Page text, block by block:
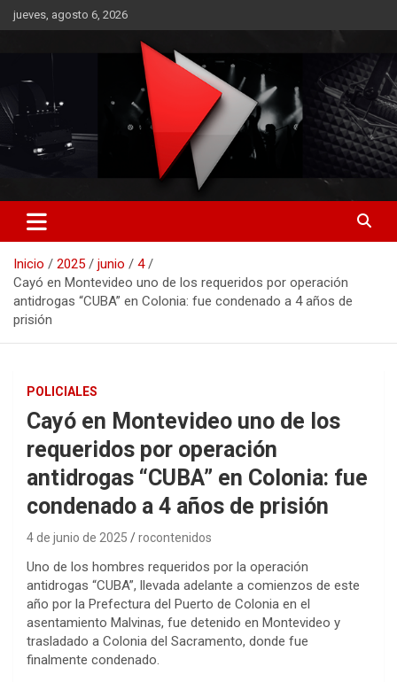
Saltar
al
jueves, agosto 6, 2026
RO CONTENIDOS
Inicio 2025 junio
4
Cayó en Montevideo uno de los requeridos por operación
antidrogas “CUBA” en Colonia: fue condenado a 4 años de
prisión
POLICIALES
Cayó en Montevideo uno de los
requeridos por operación
antidrogas “CUBA” en Colonia: fue
condenado a 4 años de prisión
4 de junio de 2025 rocontenidos
Uno de los hombres requeridos por la operación
antidrogas “CUBA”, llevada adelante a comienzos de este
año por la Prefectura del Puerto de Colonia en el
asentamiento Malvinas, fue detenido en Montevideo y
trasladado a Colonia del Sacramento, donde fue
finalmente condenado.